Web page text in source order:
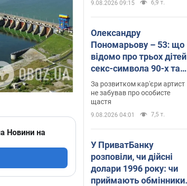
Новини на
9.08.2026 09:15 6,9 т.
Олександру
Пономарьову – 53: що
відомо про трьох дітей
секс-символа 90-х та
який вигляд вони
мають
За розвитком кар'єри артист
не забував про особисте
щастя
9.08.2026 04:01 7,5 т.
У ПриватБанку
розповіли, чи дійсні
долари 1996 року: чи
приймають обмінники